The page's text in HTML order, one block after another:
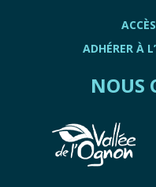
ADHÉRER À
NOUS